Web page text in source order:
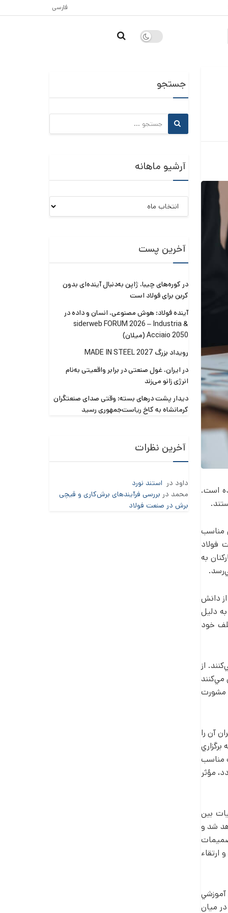
فارسی
است.
مناسب
فولاد
به
دانش
دليل
خود
از
مي‌کنند
مشورت
آن را
مناسب
مؤثر
بين
شد و
ارتقاء
ميان
جستجو
آرشیو ماهانه
آرشیو
آخرین پست
در کوره‌های چیبا، ژاپن به‌دنبال آینده‌ای بدون
کربن برای فولاد است
آینده فولاد: هوش مصنوعی، انسان و داده در
siderweb FORUM 2026 – Industria &
Acciaio 2050 (میلان)
رویداد بزرگ MADE IN STEEL 2027
در ایران، غول صنعتی در برابر واقعیتی به‌نام
انرژی زانو می‌زند
دیدار پشت درهای بسته: وقتی صدای صنعتگران
کرمانشاه به کاخ ریاست‌جمهوری رسید
آخرین نظرات
داود در استند نورد
محمد در بررسی فرآیندهای برش‌کاری و قیچی
برش در صنعت فولاد